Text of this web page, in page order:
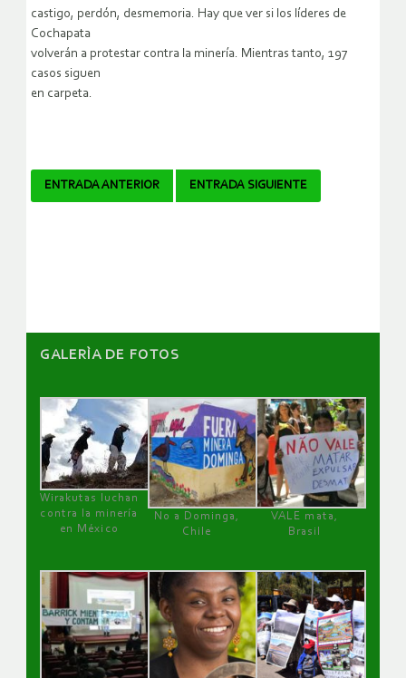
castigo, perdón, desmemoria. Hay que ver si los líderes de
Cochapata
volverán a protestar contra la minería. Mientras tanto, 197
casos siguen
en carpeta.
Navegador
ENTRADA ANTERIOR ENTRADA SIGUIENTE
GALERÌA DE FOTOS
Wirakutas luchan
contra la minería
en México
No a Dominga,
Chile
VALE mata,
Brasil